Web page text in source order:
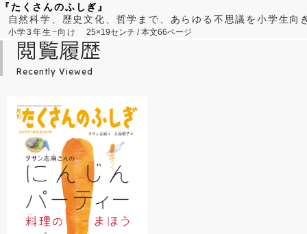
『たくさんのふしぎ』
自然科学、歴史文化、哲学まで、あらゆる不思議を小学生向
小学3年生~向け 25×19センチ / 本文66ページ
閲覧履歴
Recently Viewed